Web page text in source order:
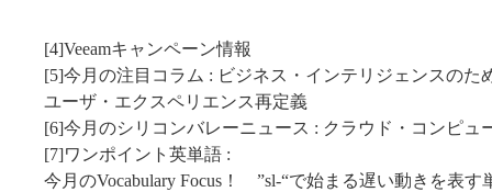
[4]Veeamキャンペーン情報
[5]今月の注目コラム : ビジネス・インテリジェンスのた
ユーザ・エクスペリエンス再定義
[6]今月のシリコンバレーニュース : クラウド・コンピュ
[7]ワンポイント英単語 :
今月のVocabulary Focus！ ”sl-“で始まる遅い動きを表す